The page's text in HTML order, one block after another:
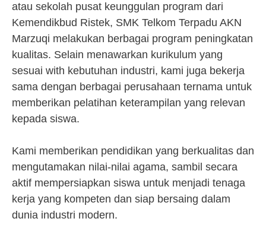
atau sekolah pusat keunggulan program dari
Kemendikbud Ristek, SMK Telkom Terpadu AKN
Marzuqi melakukan berbagai program peningkatan
kualitas. Selain menawarkan kurikulum yang
sesuai with kebutuhan industri, kami juga bekerja
sama dengan berbagai perusahaan ternama untuk
memberikan pelatihan keterampilan yang relevan
kepada siswa.
Kami memberikan pendidikan yang berkualitas dan
mengutamakan nilai-nilai agama, sambil secara
aktif mempersiapkan siswa untuk menjadi tenaga
kerja yang kompeten dan siap bersaing dalam
dunia industri modern.